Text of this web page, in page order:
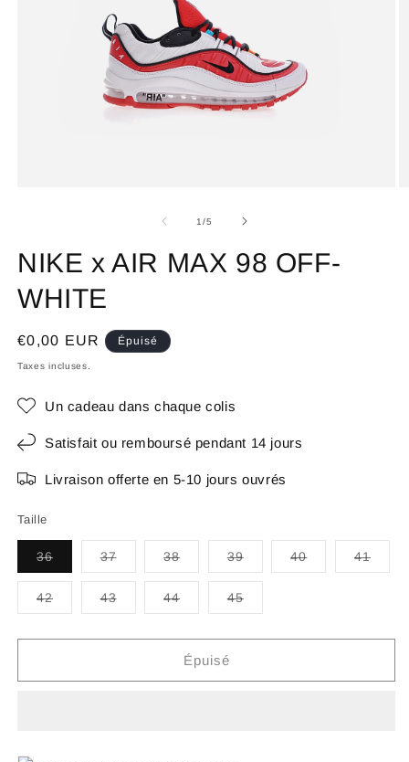
1/de
5
NIKE x AIR MAX 98 OFF-
WHITE
Prix
habituel
€0,00 EUR Épuisé
Taxes incluses.
Un cadeau dans chaque colis
Satisfait ou remboursé pendant 14 jours
Livraison offerte en 5-10 jours ouvrés
Taille
36Variante
épuisée
ou
indisponible
37Variante
épuisée
ou
indisponible
38Variante
épuisée
ou
indisponible
39Variante
épuisée
ou
40Variante
épuisée
41
42Variante
épuisée
indisponible
43Variante
épuisée
indisponible
44Variante
épuisée
indisponible
45Variante
épuisée
indisponible
Épuisé